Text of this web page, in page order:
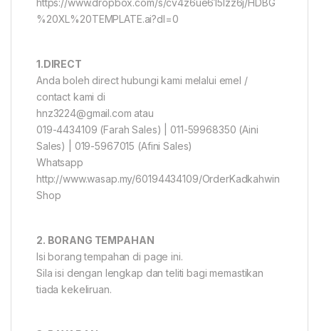
https://www.dropbox.com/s/cv4z6ue615lzz6j/HDBG
%20XL%20TEMPLATE.ai?dl=0
1.DIRECT
Anda boleh direct hubungi kami melalui emel /
contact kami di
hnz3224@gmail.com atau
019-4434109 (Farah Sales) | 011-59968350 (Aini
Sales) | 019-5967015 (Afini Sales)
Whatsapp
http://www.wasap.my/60194434109/OrderKadkahwin
Shop
2. BORANG TEMPAHAN
Isi borang tempahan di page ini.
Sila isi dengan lengkap dan teliti bagi memastikan
tiada kekeliruan.